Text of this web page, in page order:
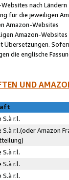
nach Ländern
für die jeweiligen
Amazon-Websites
Amazon-Websites
Übersetzungen.
die englische
UND
S.à r.l.
S.à r.l.(oder Amazon
S.à r.l.
S.à r.l.
S.à r.l.